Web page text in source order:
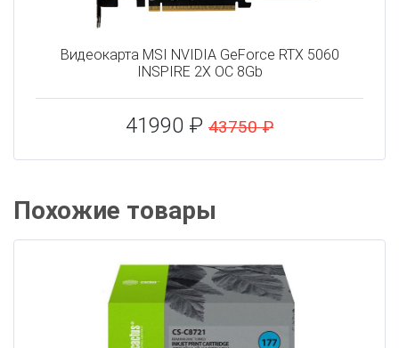
Видеокарта MSI NVIDIA GeForce RTX 5060
INSPIRE 2X OC 8Gb
41990 ₽ 43750 ₽
Похожие товары